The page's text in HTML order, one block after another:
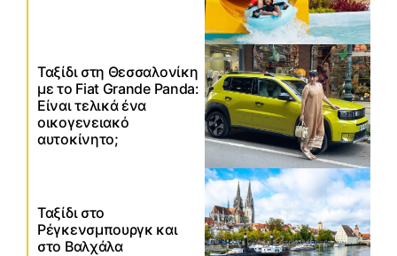
Ταξίδι στη Θεσσαλονίκη
με το Fiat Grande Panda:
Είναι τελικά ένα
οικογενειακό
αυτοκίνητο;
Ταξίδι στο
Ρέγκενσμπουργκ και
στο Βαλχάλα